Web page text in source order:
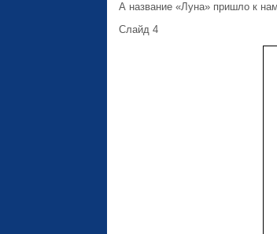
А название «Луна» пришло к
Слайд 4